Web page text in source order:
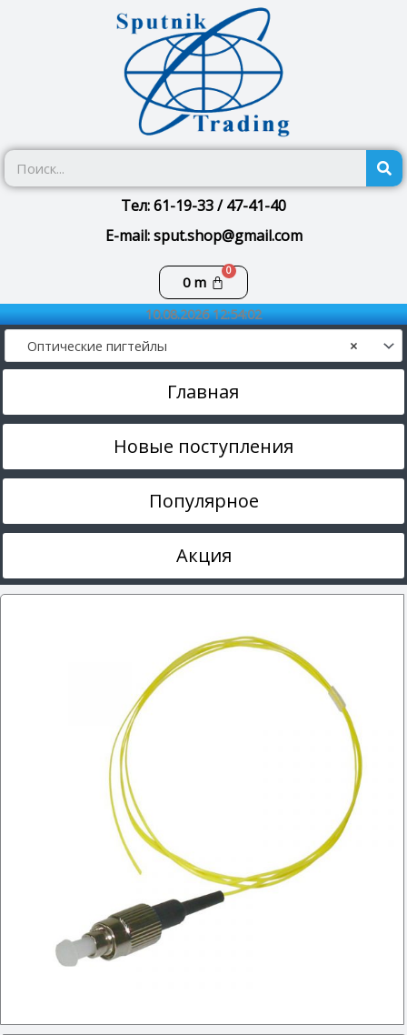
Тел: 61-19-33 / 47-41-40
E-mail: sput.shop@gmail.com
0m
Корзина
10.08.2026 12:54:02
×
Оптические пигтейлы
Главная
Новые поступления
Популярное
Акция